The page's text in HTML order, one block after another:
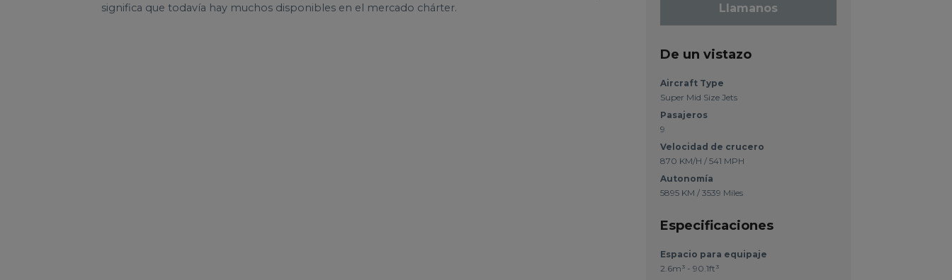
significa que todavía hay muchos disponibles en el mercado chárter.
Llamanos
De un vistazo
Aircraft Type
Super Mid Size Jets
Pasajeros
9
Velocidad de crucero
870 KM/H / 541 MPH
Autonomía
5895 KM / 3539 Miles
Especificaciones
Espacio para equipaje
2.6m³ - 90.1ft³